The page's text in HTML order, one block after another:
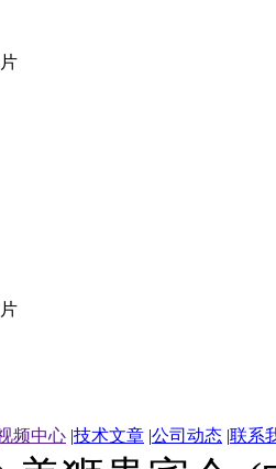
频中心 |技术文章 |公司动态 |联系